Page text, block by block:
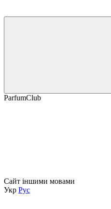
ParfumClub
Сайт іншими мовами
Укр Рус